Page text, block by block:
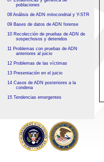
poblaciones
08 Análisis de ADN mitocondrial y Y-STR
09 Bases de datos de ADN forense
10 Recolección de pruebas de ADN de
sospechosos y detenidos
11 Problemas con pruebas de ADN
anteriores al juicio
12 Problemas de las víctimas
13 Presentación en el juicio
14 Casos de ADN posteriores a la
condena
15 Tendencias emergentes